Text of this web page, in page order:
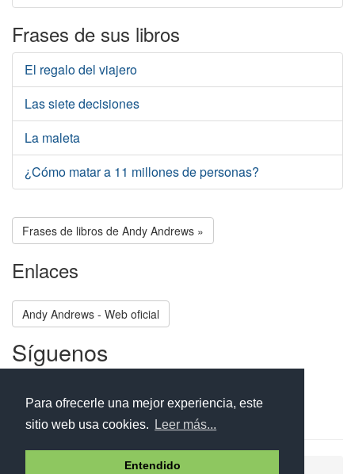
Para ofrecerle una mejor experiencia, este
sitio web usa cookies.
Leer más...
Entendido
Frases de sus libros
El regalo del viajero
Las siete decisiones
La maleta
¿Cómo matar a 11 millones de personas?
Frases de libros de Andy Andrews »
Enlaces
Andy Andrews - Web oficial
Síguenos